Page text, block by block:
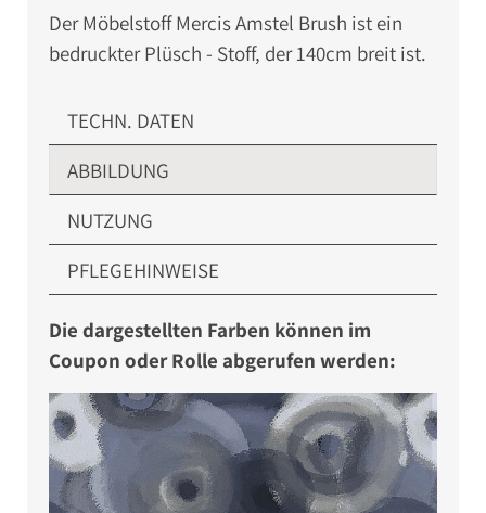
Der Möbelstoff Mercis Amstel Brush ist ein
bedruckter Plüsch - Stoff, der 140cm breit ist.
TECHN. DATEN
ABBILDUNG
NUTZUNG
PFLEGEHINWEISE
Die dargestellten Farben können im
Coupon oder Rolle abgerufen werden: